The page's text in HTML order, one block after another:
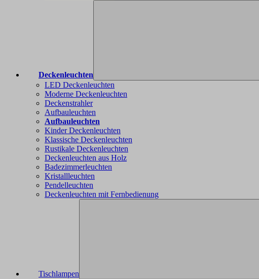
Deckenleuchten
LED Deckenleuchten
Moderne Deckenleuchten
Deckenstrahler
Aufbauleuchten
Aufbauleuchten
Kinder Deckenleuchten
Klassische Deckenleuchten
Rustikale Deckenleuchten
Deckenleuchten aus Holz
Badezimmerleuchten
Kristallleuchten
Pendelleuchten
Deckenleuchten mit Fernbedienung
Tischlampen